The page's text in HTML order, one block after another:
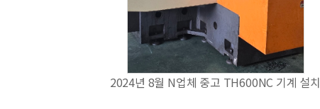
2024년 8월 N업체 중고 TH600NC 기계 설치